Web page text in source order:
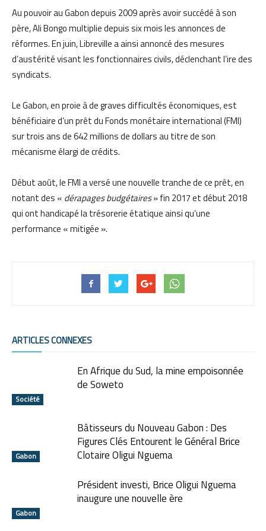
Au pouvoir au Gabon depuis 2009 après avoir succédé à son
père, Ali Bongo multiplie depuis six mois les annonces de
réformes. En juin, Libreville a ainsi annoncé des mesures
d’austérité visant les fonctionnaires civils, déclenchant l’ire des
syndicats.
Le Gabon, en proie à de graves difficultés économiques, est
bénéficiaire d’un prêt du Fonds monétaire international (FMI)
sur trois ans de 642 millions de dollars au titre de son
mécanisme élargi de crédits.
Début août, le FMI a versé une nouvelle tranche de ce prêt, en
notant des « dérapages budgétaires» fin 2017 et début 2018
qui ont handicapé la trésorerie étatique ainsi qu’une
performance « mitigée ».
ARTICLES CONNEXES
Société
En Afrique du Sud, la mine empoisonnée
de Soweto
Gabon
Bâtisseurs du Nouveau Gabon : Des
Figures Clés Entourent le Général Brice
Clotaire Oligui Nguema
Gabon
Président investi, Brice Oligui Nguema
inaugure une nouvelle ère